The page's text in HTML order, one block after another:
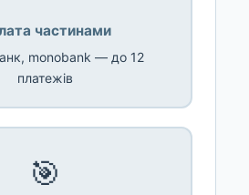
частинами
monobank — до 12
платежів
🎯